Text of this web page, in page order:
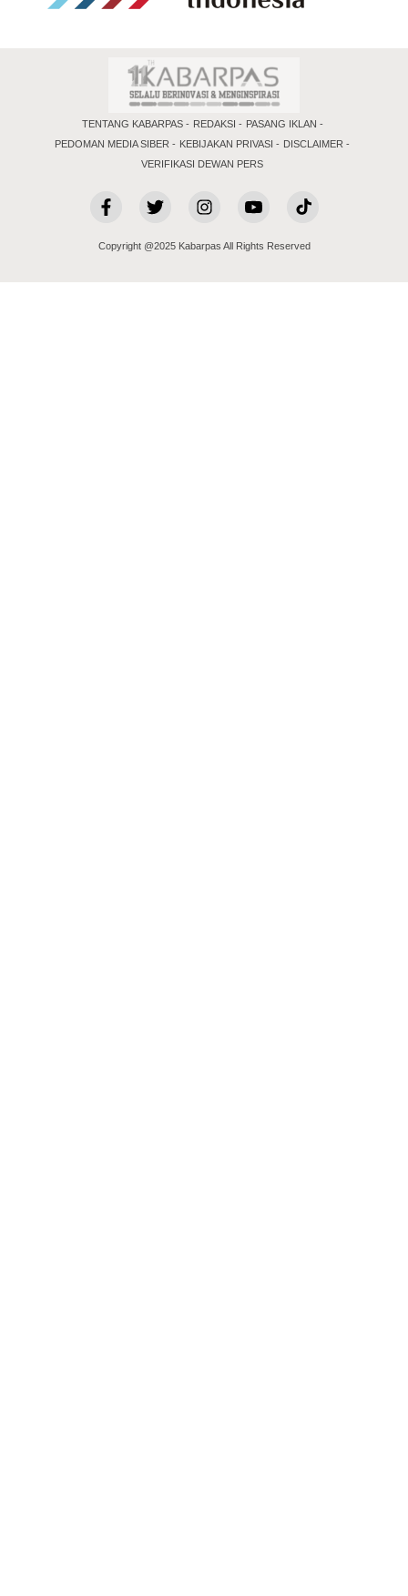
TENTANG KABARPAS REDAKSI
PASANG IKLAN
PEDOMAN MEDIA SIBER
KEBIJAKAN PRIVASI
DISCLAIMER
VERIFIKASI DEWAN PERS
Copyright @2025 Kabarpas All Rights Reserved